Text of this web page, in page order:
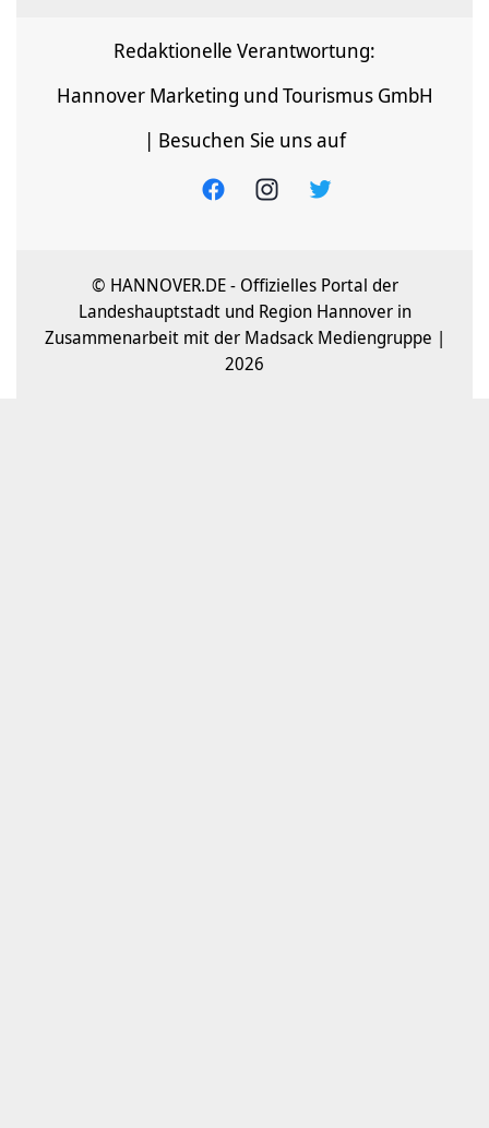
Redaktionelle Verantwortung:
Hannover Marketing und Tourismus GmbH
| Besuchen Sie uns auf
© HANNOVER.DE - Offizielles Portal der
Landeshauptstadt und Region Hannover in
Zusammenarbeit mit der Madsack Mediengruppe |
2026